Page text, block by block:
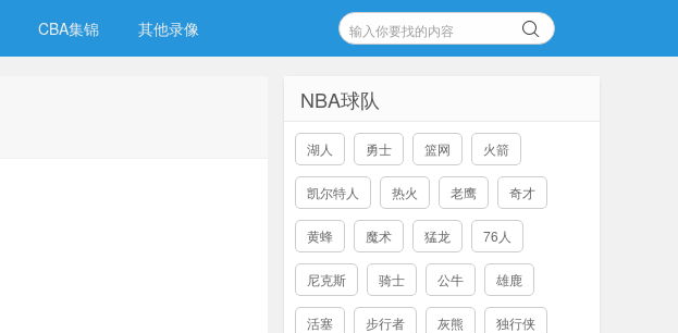
CBA集锦 其他录像
NBA球队
湖人 勇士 篮网 火箭
凯尔特人 热火 老鹰 奇才
黄蜂 魔术 猛龙 76人
尼克斯 骑士 公牛 雄鹿
活塞 步行者 灰熊 独行侠